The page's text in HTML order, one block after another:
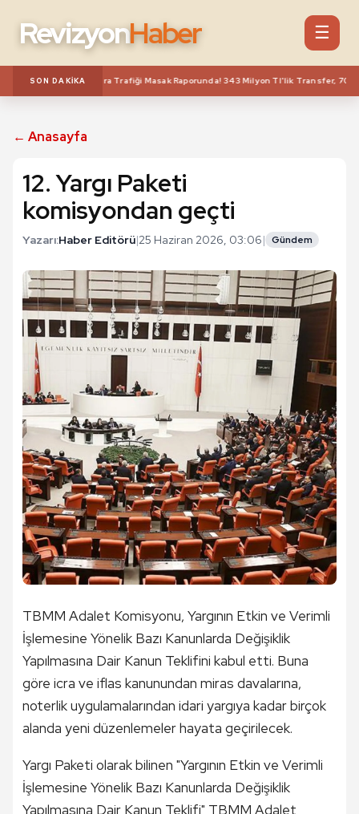
RevizyonHaber ☰
SON DAKIKA
Milyonluk Para Trafiği Masak Raporunda! 343 Milyon Tl'lik Transfer, 70
← Anasayfa
12. Yargı Paketi
komisyondan geçti
Yazarı:Haber Editörü|25 Haziran 2026, 03:06| Gündem
TBMM Adalet Komisyonu, Yargının Etkin ve Verimli
İşlemesine Yönelik Bazı Kanunlarda Değişiklik
Yapılmasına Dair Kanun Teklifini kabul etti. Buna
göre icra ve iflas kanunundan miras davalarına,
noterlik uygulamalarından idari yargıya kadar birçok
alanda yeni düzenlemeler hayata geçirilecek.
Yargı Paketi olarak bilinen "Yargının Etkin ve Verimli
İşlemesine Yönelik Bazı Kanunlarda Değişiklik
Yapılmasına Dair Kanun Teklifi" TBMM Adalet